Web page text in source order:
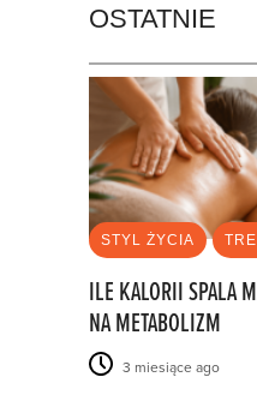
OSTATNIE
STYL ŻYCIA
ILE KALORII SPALA
NA METABOLIZM
3 miesiące ago